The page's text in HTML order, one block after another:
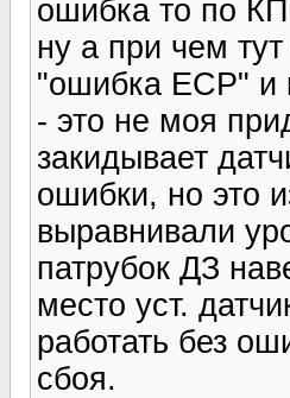
ошибка то по
ну а при чем
"ошибка ЕСР" и
- это не моя
закидывает
ошибки, но это
выравнивали
патрубок ДЗ
место уст.
работать без
сбоя.